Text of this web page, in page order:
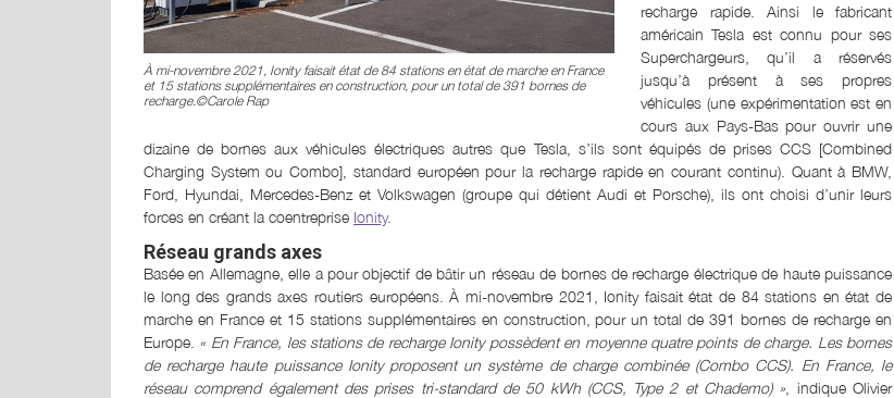
À mi-novembre 2021, Ionity faisait état de 84 stations en état de marche en France
et 15 stations supplémentaires en construction, pour un total de 391 bornes de
recharge.©Carole Rap
recharge rapide. Ainsi le fabricant
américain Tesla est connu pour ses
Superchargeurs, qu’il a réservés
jusqu’à présent à ses propres
véhicules (une expérimentation est en
cours aux Pays-Bas pour ouvrir une
dizaine de bornes aux véhicules électriques autres que Tesla, s’ils sont équipés de prises CCS [Combined
Charging System ou Combo], standard européen pour la recharge rapide en courant continu). Quant à BMW,
Ford, Hyundai, Mercedes-Benz et Volkswagen (groupe qui détient Audi et Porsche), ils ont choisi d’unir leurs
forces en créant la coentreprise Ionity.
Réseau grands axes
Basée en Allemagne, elle a pour objectif de bâtir un réseau de bornes de recharge électrique de haute puissance
le long des grands axes routiers européens. À mi-novembre 2021, Ionity faisait état de 84 stations en état de
marche en France et 15 stations supplémentaires en construction, pour un total de 391 bornes de recharge en
Europe. « En France, les stations de recharge Ionity possèdent en moyenne quatre points de charge. Les bornes
de recharge haute puissance Ionity proposent un système de charge combinée (Combo CCS). En France, le
réseau comprend également des prises tri-standard de 50 kWh (CCS, Type 2 et Chademo) » , indique Olivier